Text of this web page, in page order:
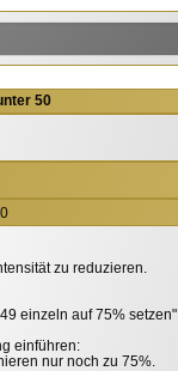
50
zu reduzieren.
einzeln auf 75% setzen"
einführen:
nur noch zu 75%.